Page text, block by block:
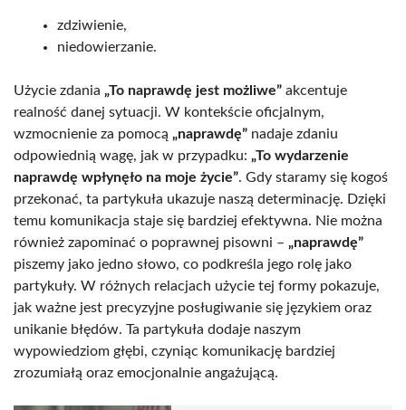
zdziwienie,
niedowierzanie.
Użycie zdania „To naprawdę jest możliwe” akcentuje
realność danej sytuacji. W kontekście oficjalnym,
wzmocnienie za pomocą „naprawdę” nadaje zdaniu
odpowiednią wagę, jak w przypadku: „To wydarzenie
naprawdę wpłynęło na moje życie”. Gdy staramy się kogoś
przekonać, ta partykuła ukazuje naszą determinację. Dzięki
temu komunikacja staje się bardziej efektywna. Nie można
również zapominać o poprawnej pisowni – „naprawdę”
piszemy jako jedno słowo, co podkreśla jego rolę jako
partykuły. W różnych relacjach użycie tej formy pokazuje,
jak ważne jest precyzyjne posługiwanie się językiem oraz
unikanie błędów. Ta partykuła dodaje naszym
wypowiedziom głębi, czyniąc komunikację bardziej
zrozumiałą oraz emocjonalnie angażującą.